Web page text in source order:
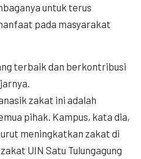
untuk terus
pada masyarakat
terbaik dan berkontribusi
zakat ini adalah
pihak. Kampus, kata dia,
meningkatkan zakat di
UIN Satu Tulungagung